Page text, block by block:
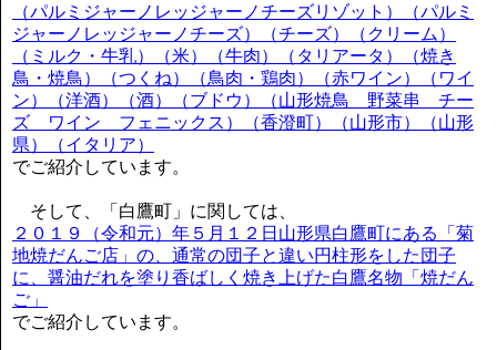
（パルミジャーノレッジャーノチーズリゾット）（パルミ
ジャーノレッジャーノチーズ）（チーズ）（クリーム）
（ミルク・牛乳）（米）（牛肉）（タリアータ）（焼き
鳥・焼鳥）（つくね）（鳥肉・鶏肉）（赤ワイン）（ワイ
ン）（洋酒）（酒）（ブドウ）（山形焼鳥 野菜串 チー
ズ ワイン フェニックス）（香澄町）（山形市）（山形
県）（イタリア）
でご紹介しています。
そして、「白鷹町」に関しては、
２０１９（令和元）年５月１２日山形県白鷹町にある「菊
地焼だんご店」の、通常の団子と違い円柱形をした団子
に、醤油だれを塗り香ばしく焼き上げた白鷹名物「焼だん
ご」
でご紹介しています。